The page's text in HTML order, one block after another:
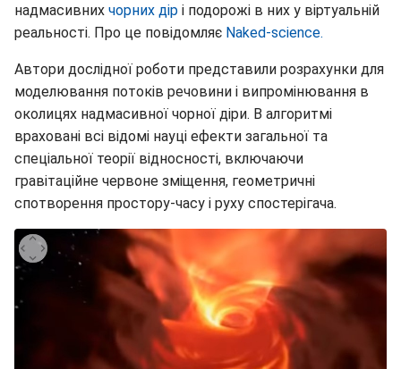
надмасивних чорних дір і подорожі в них у віртуальній
реальності. Про це повідомляє Naked-science.
Автори дослідної роботи представили розрахунки для
моделювання потоків речовини і випромінювання в
околицях надмасивної чорної діри. В алгоритмі
враховані всі відомі науці ефекти загальної та
спеціальної теорії відносності, включаючи
гравітаційне червоне зміщення, геометричні
спотворення простору-часу і руху спостерігача.